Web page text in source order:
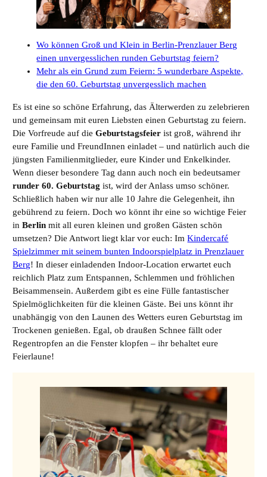
Wo können Groß und Klein in Berlin-Prenzlauer Berg
einen unvergesslichen runden Geburtstag feiern?
Mehr als ein Grund zum Feiern: 5 wunderbare Aspekte,
die den 60. Geburtstag unvergesslich machen
Es ist eine so schöne Erfahrung, das Älterwerden zu zelebrieren
und gemeinsam mit euren Liebsten einen Geburtstag zu feiern.
Die Vorfreude auf dieGeburtstagsfeier ist groß, während ihr
eure Familie und FreundInnen einladet – und natürlich auch die
jüngsten Familienmitglieder, eure Kinder und Enkelkinder.
Wenn dieser besondere Tag dann auch noch ein bedeutsamer
runder 60. Geburtstag ist, wird der Anlass umso schöner.
Schließlich haben wir nur alle 10 Jahre die Gelegenheit, ihn
gebührend zu feiern. Doch wo könnt ihr eine so wichtige Feier
inBerlinmit all euren kleinen und großen Gästen schön
umsetzen? Die Antwort liegt klar vor euch: ImKindercafé
Spielzimmer mit seinem bunten Indoorspielplatz in Prenzlauer
Berg! In dieser einladenden Indoor-Location erwartet euch
reichlich Platz zum Entspannen, Schlemmen und fröhlichen
Beisammensein. Außerdem gibt es eine Fülle fantastischer
Spielmöglichkeiten für die kleinen Gäste. Bei uns könnt ihr
unabhängig von den Launen des Wetters euren Geburtstag im
Trockenen genießen. Egal, ob draußen Schnee fällt oder
Regentropfen an die Fenster klopfen – ihr behaltet eure
Feierlaune!